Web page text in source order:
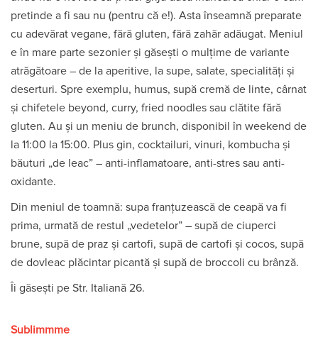
pretinde a fi sau nu (pentru că e!). Asta înseamnă preparate
cu adevărat vegane, fără gluten, fără zahăr adăugat. Meniul
e în mare parte sezonier și găsești o mulțime de variante
atrăgătoare – de la aperitive, la supe, salate, specialități și
deserturi. Spre exemplu, humus, supă cremă de linte, cârnat
și chifetele beyond, curry, fried noodles sau clătite fără
gluten. Au și un meniu de brunch, disponibil în weekend de
la 11:00 la 15:00. Plus gin, cocktailuri, vinuri, kombucha și
băuturi „de leac” – anti-inflamatoare, anti-stres sau anti-
oxidante.
Din meniul de toamnă: supa franțuzească de ceapă va fi
prima, urmată de restul „vedetelor” – supă de ciuperci
brune, supă de praz și cartofi, supă de cartofi și cocos, supă
de dovleac plăcintar picantă și supă de broccoli cu brânză.
Îi găsești pe Str. Italiană 26.
Sublimmme